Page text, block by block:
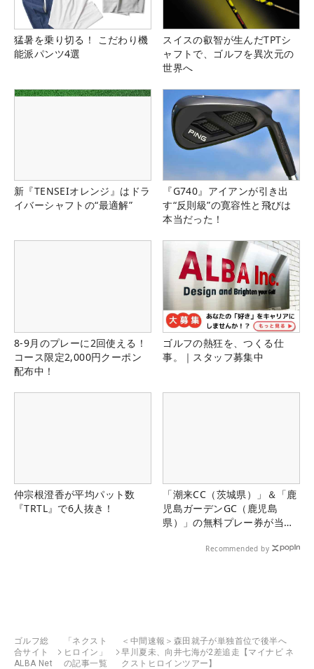
猛暑を乗り切る！ こだわり機
能派パンツ4選
スイスの叡智が生んだTPTシ
ャフトで、ゴルフを異次元の
世界へ
新『TENSEIオレンジ』はドラ
イバーシャフトの“最適解”
『G740』アイアンが引き出
す“反則級”の寛容性と飛びは
本当だった！
8-9月のプレーに2回使える！
コース限定2,000円クーポン
配布中！
ゴルフの熱狂を、つくる仕
事。｜スタッフ募集中
仲宗根澄香が平均パット数
『TRTL』で6人抜き！
「潮来CC（茨城県）」＆「鹿
児島ガーデンGC（鹿児島
県）」の無料プレー券が当た
Recommended by
ゴルフ総
合サイト
ALBA Net
「ネクスト
ヒロイン」
の記事一覧
＜中間速報＞森田就子が単独首位で後半へ
早川夏未、向井七海が2差追走【マイナビ ネ
クストヒロインツアー】